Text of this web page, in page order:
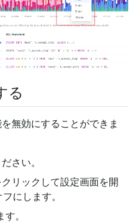
る
無効にすることができま
さい。
リックして設定画面を開
フにします。
。